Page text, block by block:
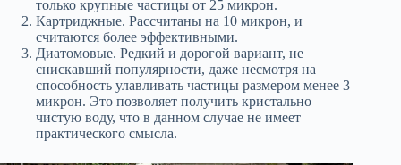
только крупные частицы от 25 микрон.
Картриджные. Рассчитаны на 10 микрон, и
считаются более эффективными.
Диатомовые. Редкий и дорогой вариант, не
снискавший популярности, даже несмотря на
способность улавливать частицы размером менее 3
микрон. Это позволяет получить кристально
чистую воду, что в данном случае не имеет
практического смысла.